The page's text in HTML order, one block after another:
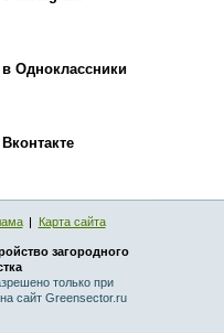
Одноклассники
Карта сайта
загородного
только при
сайт Greensector.ru